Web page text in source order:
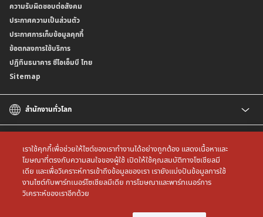
บริการฝากเงินเข้าบัญชีธนาคาร ซีไอเอ็มบี ไทย ที่ตู้บุญเติม
ความรับผิดชอบต่อสังคม
ประกาศความเป็นส่วนตัว
ประกาศการเก็บข้อมูลคุกกี้
ข้อตกลงการใช้บริการ
ปฏิทินธนาคาร ซีไอเอ็มบี ไทย
Sitemap
สำนักงานทั่วโลก
CIMB Islamic
CIMB Bank (MY)
CIMB Bank (SG)
CIMB Bank (KH)
CIMB Niaga
All rights reserved. Copyright © 2026 CIMB THAI Bank
เราใช้คุกกี้เพื่อช่วยให้ไซต์ของเราทำงานได้อย่างถูกต้อง แสดงเนื้อหาและ
โฆษณาที่ตรงกับความสนใจของผู้ใช้ เปิดให้ใช้คุณสมบัติทางโซเชียลมี
เดีย และเพื่อวิเคราะห์การเข้าถึงข้อมูลของเรา เรายังแบ่งปันข้อมูลการใช้
งานไซต์กับพาร์ทเนอร์โซเชียลมีเดีย การโฆษณาและพาร์ทเนอร์การ
วิเคราะห์ของเราอีกด้วย